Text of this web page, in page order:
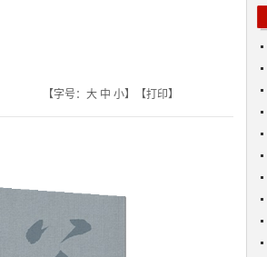
【字号： 大 中 小】【打印】